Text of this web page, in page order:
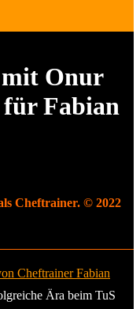
Onur
für Fabian
Cheftrainer. © 2022
Cheftrainer Fabian
Ära beim TuS